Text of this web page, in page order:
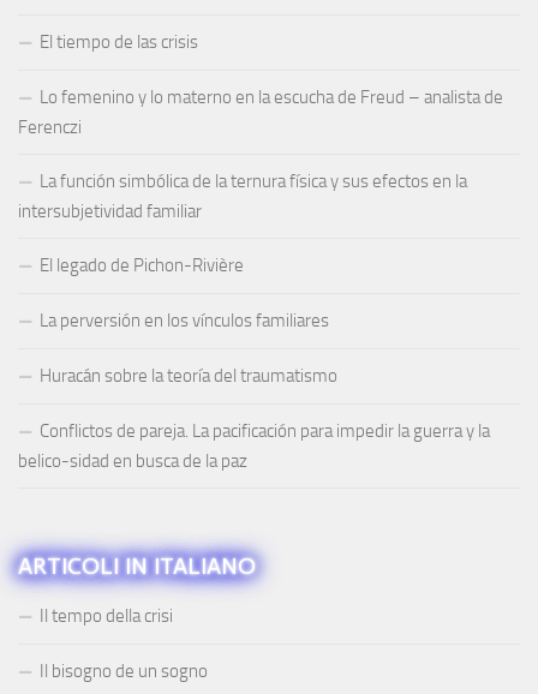
El tiempo de las crisis
Lo femenino y lo materno en la escucha de Freud – analista de
Ferenczi
La función simbólica de la ternura física y sus efectos en la
intersubjetividad familiar
El legado de Pichon-Rivière
La perversión en los vínculos familiares
Huracán sobre la teoría del traumatismo
Conflictos de pareja. La pacificación para impedir la guerra y la
belico-sidad en busca de la paz
ARTICOLI IN ITALIANO
Il tempo della crisi
Il bisogno de un sogno